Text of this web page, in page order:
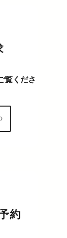
覧くださ
約